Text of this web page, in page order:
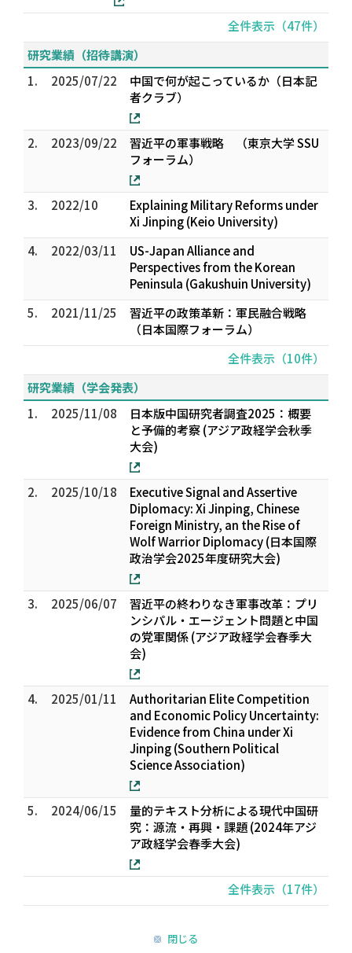
全件表示（47件）
研究業績（招待講演）
1.
2025/07/22
中国で何が起こっているか（日本記
者クラブ）
2. 2023/09/22
習近平の軍事戦略 （東京大学 SSU
フォーラム）
3. 2022/10
Explaining Military Reforms under
Xi Jinping (Keio University)
4.
2022/03/11
US-Japan Alliance and
Perspectives from the Korean
Peninsula (Gakushuin University)
5.
2021/11/25
習近平の政策革新：軍民融合戦略
（日本国際フォーラム）
全件表示（10件）
研究業績（学会発表）
1.
2025/11/08
日本版中国研究者調査2025：概要
と予備的考察 (アジア政経学会秋季
大会)
2. 2025/10/18
Executive Signal and Assertive
Diplomacy: Xi Jinping, Chinese
Foreign Ministry, an the Rise of
Wolf Warrior Diplomacy (日本国際
政治学会2025年度研究大会)
3. 2025/06/07
習近平の終わりなき軍事改革：プリ
ンシパル・エージェント問題と中国
の党軍関係 (アジア政経学会春季大
会)
4. 2025/01/11
Authoritarian Elite Competition
and Economic Policy Uncertainty:
Evidence from China under Xi
Jinping (Southern Political
Science Association)
5. 2024/06/15
量的テキスト分析による現代中国研
究：源流・再興・課題 (2024年アジ
ア政経学会春季大会)
全件表示（17件）
閉じる